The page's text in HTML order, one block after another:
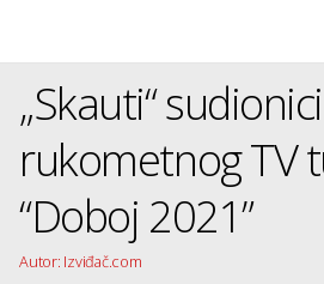
„Skauti“
rukometnog TV
“Doboj 2021”
Autor: Izviđač.com